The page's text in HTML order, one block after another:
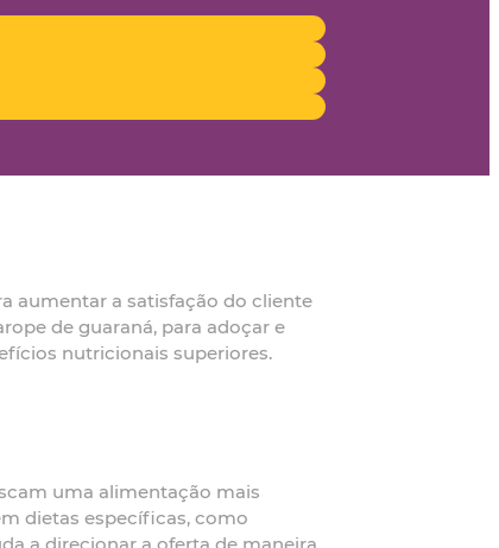
aumentar a satisfação do cliente
de guaraná, para adoçar e
nutricionais superiores.
uma alimentação mais
dietas específicas, como
a direcionar a oferta de maneira